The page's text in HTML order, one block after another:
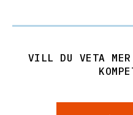
VILL DU VETA